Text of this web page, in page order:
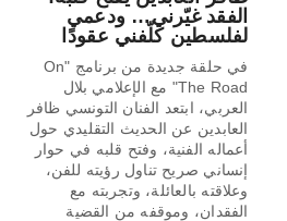
الفقد غيّرني… ودعمي
لفلسطين كلّفني عقودًا
في حلقة جديدة من برنامج "On
The Road" مع الإعلامي بلال
العربي، ابتعد الفنان التونسي ظافر
العابدين عن الحديث التقليدي حول
أعماله الفنية، وفتح قلبه في حوار
إنساني صريح تناول رؤيته للفن،
وعلاقته بالعائلة، وتجربته مع
الفقدان، وموقفه من القضية